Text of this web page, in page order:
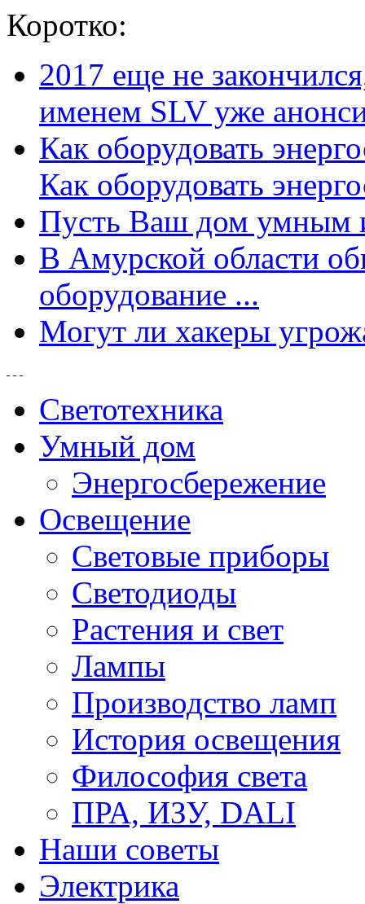
Коротко:
2017 еще не
именем SLV уже
Как оборудовать
Как оборудовать
Пусть Ваш дом умным
В Амурской области
оборудование ...
Могут ли хакеры
Светотехника
Умный дом
Энергосбережение
Освещение
Световые приборы
Светодиоды
Растения и свет
Лампы
Производство ламп
История освещения
Философия света
ПРА, ИЗУ, DALI
Наши советы
Электрика